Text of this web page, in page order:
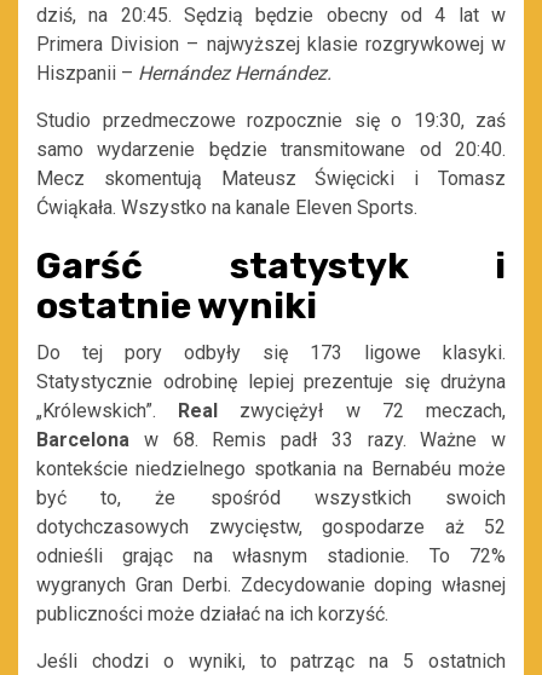
dziś, na 20:45. Sędzią będzie obecny od 4 lat w
Primera Division – najwyższej klasie rozgrywkowej w
Hiszpanii – Hernández Hernández.
Studio przedmeczowe rozpocznie się o 19:30, zaś
samo wydarzenie będzie transmitowane od 20:40.
Mecz skomentują Mateusz Święcicki i Tomasz
Ćwiąkała. Wszystko na kanale Eleven Sports.
Garść statystyk i
ostatnie wyniki
Do tej pory odbyły się 173 ligowe klasyki.
Statystycznie odrobinę lepiej prezentuje się drużyna
„Królewskich”.
Real zwyciężył w 72 meczach,
Barcelona w 68. Remis padł 33 razy. Ważne w
kontekście niedzielnego spotkania na Bernabéu może
być to, że spośród wszystkich swoich
dotychczasowych zwycięstw, gospodarze aż 52
odnieśli grając na własnym stadionie. To 72%
wygranych Gran Derbi. Zdecydowanie doping własnej
publiczności może działać na ich korzyść.
Jeśli chodzi o wyniki, to patrząc na 5 ostatnich